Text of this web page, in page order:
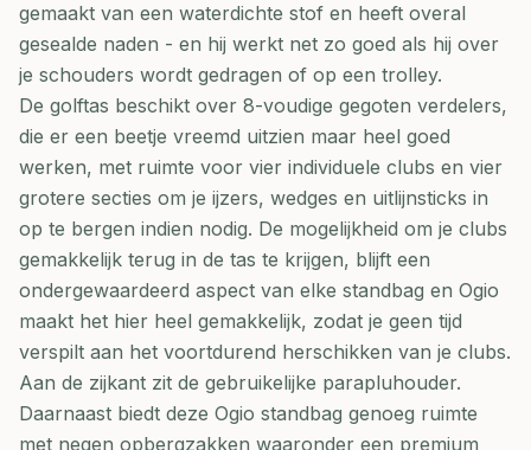
gemaakt van een waterdichte stof en heeft overal
gesealde naden - en hij werkt net zo goed als hij over
je schouders wordt gedragen of op een trolley.
De golftas beschikt over 8-voudige gegoten verdelers,
die er een beetje vreemd uitzien maar heel goed
werken, met ruimte voor vier individuele clubs en vier
grotere secties om je ijzers, wedges en uitlijnsticks in
op te bergen indien nodig. De mogelijkheid om je clubs
gemakkelijk terug in de tas te krijgen, blijft een
ondergewaardeerd aspect van elke standbag en Ogio
maakt het hier heel gemakkelijk, zodat je geen tijd
verspilt aan het voortdurend herschikken van je clubs.
Aan de zijkant zit de gebruikelijke parapluhouder.
Daarnaast biedt deze Ogio standbag genoeg ruimte
met negen opbergzakken waaronder een premium